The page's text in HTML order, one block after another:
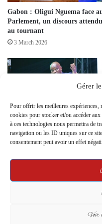
Gérer
Pour offrir les meilleures expériences,
cookies pour stocker et/ou accéder
à ces technologies nous permettra de
navigation ou les ID uniques sur ce
consentement peut avoir un effet
Voir
Gabon : Oligui Nguema face
Parlement, un discours attendu
au tournant
3 March 2026
Gabon – Brice Clotaire Oligui
Nguema lance l’UDB : un
nouveau parti pour tourner la
scénario politique ?